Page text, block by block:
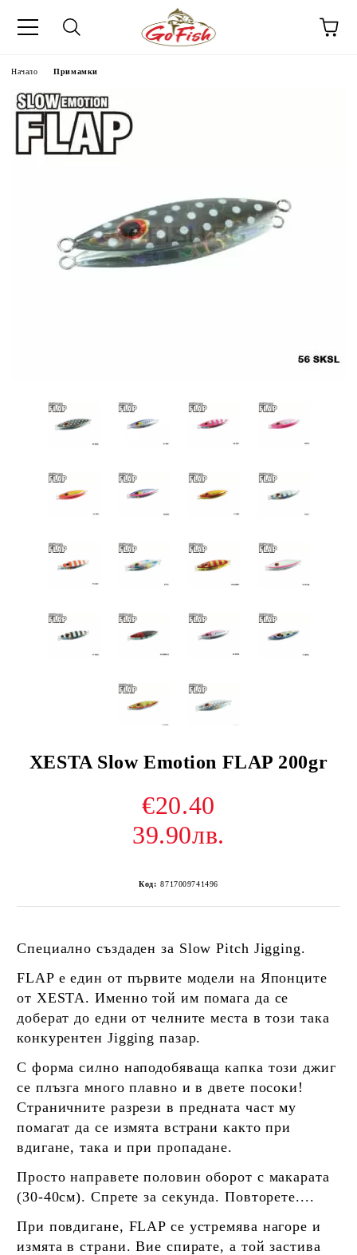
Начало Примамки
XESTA Slow Emotion FLAP 200gr
€20.40
39.90лв.
Код: 8717009741496
Специално създаден за Slow Pitch Jigging.
FLAP е един от първите модели на Японците
от XESTA. Именно той им помага да се
доберат до едни от челните места в този така
конкурентен Jigging пазар.
С форма силно наподобяваща капка този джиг
се плъзга много плавно и в двете посоки!
Страничните разрези в предната част му
помагат да се измята встрани както при
вдигане, така и при пропадане.
Просто направете половин оборот с макарата
(30-40см). Спрете за секунда. Повторете....
При повдигане, FLAP се устремява нагоре и
измята в страни. Вие спирате, а той застива